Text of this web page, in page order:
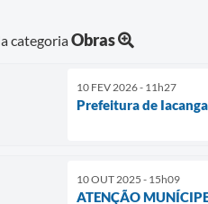
categoriaObras
10 FEV 2026 - 11h27
Prefeitura de
10 OUT 2025 - 15h09
ATENÇÃO